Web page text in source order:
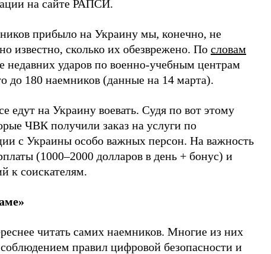
на сайте РАПСИ.
прибыло на Украину мы, конечно, не
известно, сколько их обезврежено. По словам
недавних ударов по военно-учебным центрам
до 180 наемников (данные на 14 марта).
едут на Украину воевать. Судя по вот этому
ЧВК получили заказ на услуги по
с Украины особо важных персон. На важность
(1000–2000 долларов в день + бонус) и
к соискателям.
»
читать самих наемников. Многие из них
правил цифровой безопасности и